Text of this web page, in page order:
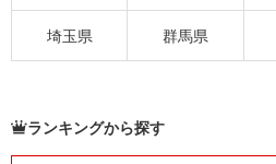
埼玉県 群馬県
ランキングから探す